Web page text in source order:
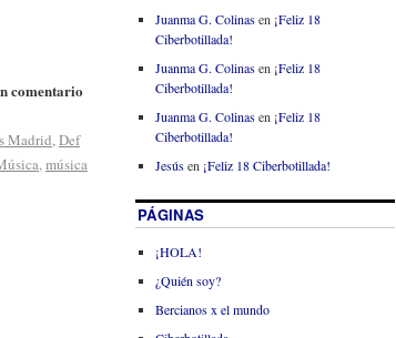
comentario
Madrid,Def
,música
Juanma G. Colinasen ¡Feliz 18
Ciberbotillada!
Juanma G. Colinasen ¡Feliz 18
Ciberbotillada!
Juanma G. Colinasen ¡Feliz 18
Ciberbotillada!
Jesúsen ¡Feliz 18 Ciberbotillada!
PÁGINAS
¡HOLA!
¿Quién soy?
Bercianos x el mundo